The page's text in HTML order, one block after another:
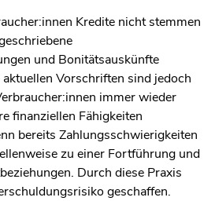
Kredite nicht stemmen
und Bonitätsauskünfte
Vorschriften sind jedoch
immer wieder
finanziellen Fähigkeiten
bereits Zahlungsschwierigkeiten
zu einer Fortführung und
Durch diese Praxis
geschaffen.